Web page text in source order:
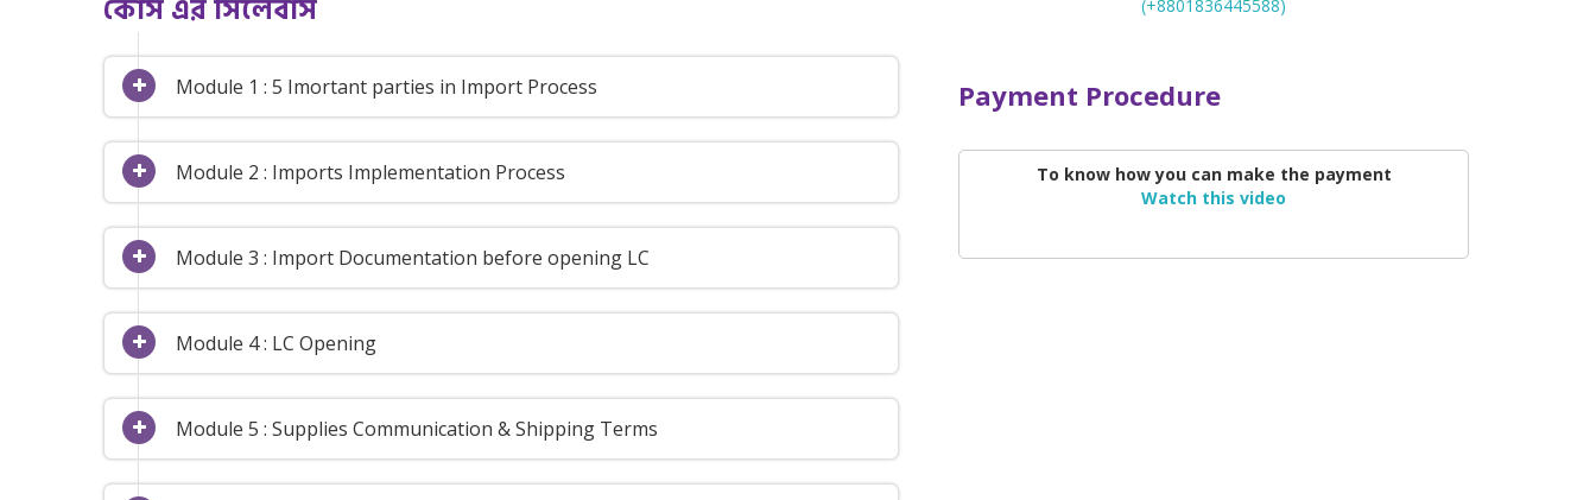
কোর্স এর সিলেবাস
Module 1 : 5 Imortant parties in Import Process
Module 2 : Imports Implementation Process
Module 3 : Import Documentation before opening LC
Module 4 : LC Opening
Module 5 : Supplies Communication & Shipping Terms
(+8801836445588)
Payment Procedure
To know how you can make the payment
Watch this video